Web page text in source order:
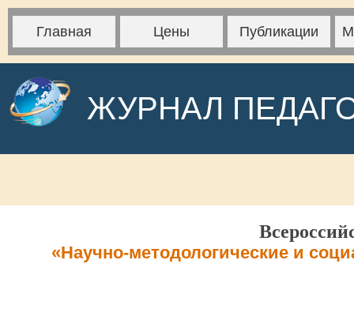
Главная Цены Публикации
ЖУРНАЛ
«Научно-методологические и